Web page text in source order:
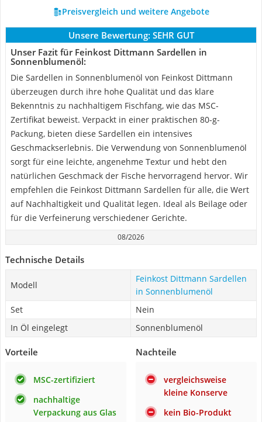
Preisvergleich und weitere Angebote
Unsere Bewertung: SEHR GUT
Unser Fazit für Feinkost Dittmann Sardellen in
Sonnenblumenöl:
Die Sardellen in Sonnenblumenöl von Feinkost Dittmann
überzeugen durch ihre hohe Qualität und das klare
Bekenntnis zu nachhaltigem Fischfang, wie das MSC-
Zertifikat beweist. Verpackt in einer praktischen 80-g-
Packung, bieten diese Sardellen ein intensives
Geschmackserlebnis. Die Verwendung von Sonnenblumenöl
sorgt für eine leichte, angenehme Textur und hebt den
natürlichen Geschmack der Fische hervorragend hervor. Wir
empfehlen die Feinkost Dittmann Sardellen für alle, die Wert
auf Nachhaltigkeit und Qualität legen. Ideal als Beilage oder
für die Verfeinerung verschiedener Gerichte.
08/2026
Technische Details
Modell
Feinkost Dittmann Sardellen
in Sonnenblumenöl
Set
Nein
In Öl eingelegt
Sonnenblumenöl
Vorteile
MSC-zertifiziert
nachhaltige
Verpackung aus Glas
Nachteile
vergleichsweise
kleine Konserve
kein Bio-Produkt